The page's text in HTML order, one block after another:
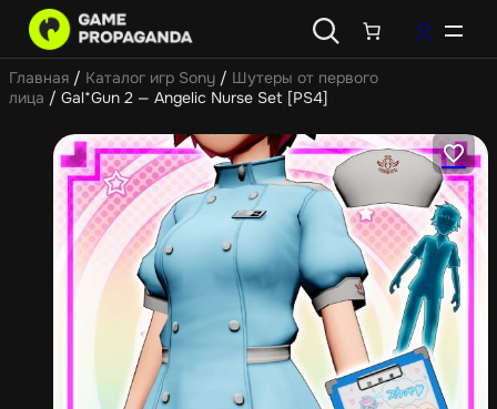
Главная / Каталог игр Sony / Шутеры от первого
лица / Gal*Gun 2 — Angelic Nurse Set [PS4]